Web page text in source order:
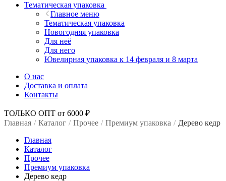
Тематическая упаковка
Главное меню
Тематическая упаковка
Новогодняя упаковка
Для неё
Для него
Ювелирная упаковка к 14 февраля и 8 марта
О нас
Доставка и оплата
Контакты
ТОЛЬКО ОПТ от 6000 ₽
Главная / Каталог / Прочее / Премиум упаковка / Дерево кедр
Главная
Каталог
Прочее
Премиум упаковка
Дерево кедр